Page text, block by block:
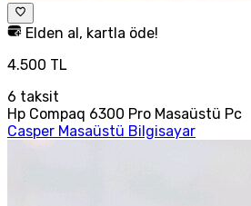
Elden al, kartla öde!
4.500 TL
6 taksit
Hp Compaq 6300 Pro Masaüstü Pc
Casper Masaüstü Bilgisayar